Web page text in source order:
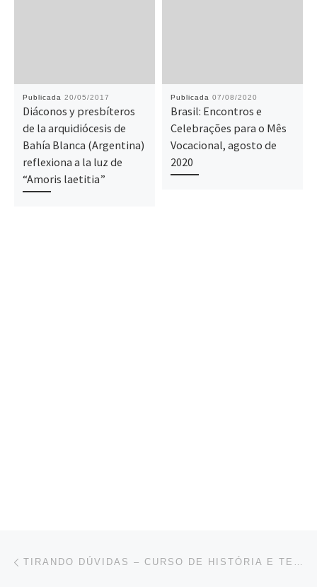
Publicada 20/05/2017
Diáconos y presbíteros
de la arquidiócesis de
Bahía Blanca (Argentina)
reflexiona a la luz de
“Amoris laetitia”
Publicada 07/08/2020
Brasil: Encontros e
Celebrações para o Mês
Vocacional, agosto de
2020
Navegación de entradas TIRANDO DÚVIDAS – CURSO DE HISTÓRIA E TEOLOGIA DO MINISTÉRIO DIACONAL